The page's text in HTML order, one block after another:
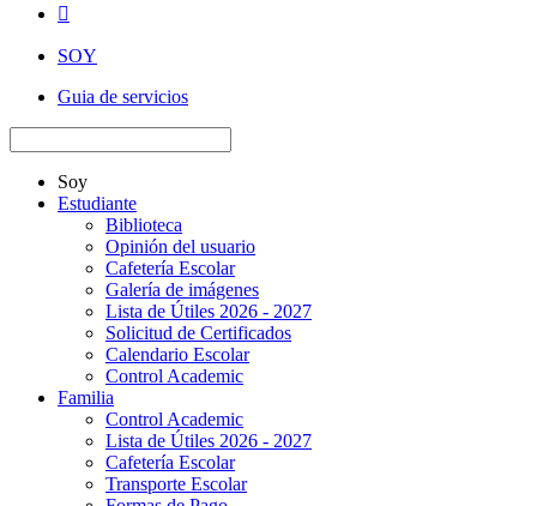

SOY
Guia de servicios
Soy
Estudiante
Biblioteca
Opinión del usuario
Cafetería Escolar
Galería de imágenes
Lista de Útiles 2026 - 2027
Solicitud de Certificados
Calendario Escolar
Control Academic
Familia
Control Academic
Lista de Útiles 2026 - 2027
Cafetería Escolar
Transporte Escolar